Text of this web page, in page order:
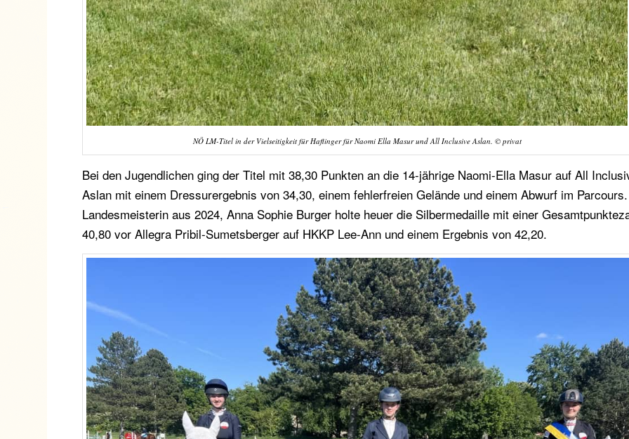
NÖ LM-Titel in der Vielseitigkeit für Haflinger für Naomi Ella Masur und All Inclusive Aslan. © privat
Bei den Jugendlichen ging der Titel mit 38,30 Punkten an die 14-jährige Naomi-Ella Masur auf All
Aslan mit einem Dressurergebnis von 34,30, einem fehlerfreien Gelände und einem Abwurf im
Landesmeisterin aus 2024, Anna Sophie Burger holte heuer die Silbermedaille mit einer
40,80 vor Allegra Pribil-Sumetsberger auf HKKP Lee-Ann und einem Ergebnis von 42,20.